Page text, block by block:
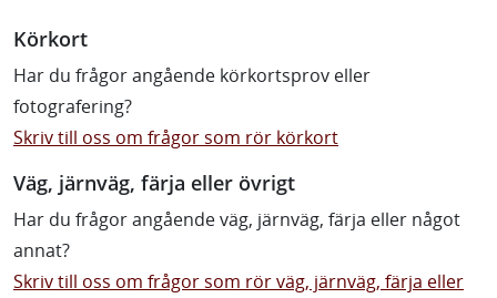
Körkort
Har du frågor angående körkortsprov eller
fotografering?
Skriv till oss om frågor som rör körkort
Väg, järnväg, färja eller övrigt
Har du frågor angående väg, järnväg, färja eller något
annat?
Skriv till oss om frågor som rör väg, järnväg, färja eller